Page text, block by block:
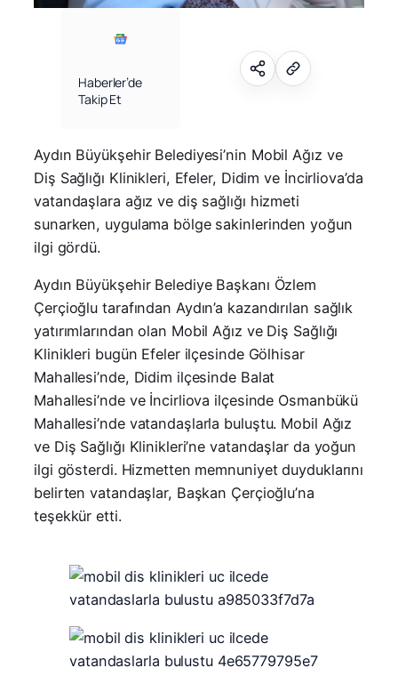
Haberler’de
Takip Et
Aydın Büyükşehir Belediyesi’nin Mobil Ağız ve
Diş Sağlığı Klinikleri, Efeler, Didim ve İncirliova’da
vatandaşlara ağız ve diş sağlığı hizmeti
sunarken, uygulama bölge sakinlerinden yoğun
ilgi gördü.
Aydın Büyükşehir Belediye Başkanı Özlem
Çerçioğlu tarafından Aydın’a kazandırılan sağlık
yatırımlarından olan Mobil Ağız ve Diş Sağlığı
Klinikleri bugün Efeler ilçesinde Gölhisar
Mahallesi’nde, Didim ilçesinde Balat
Mahallesi’nde ve İncirliova ilçesinde Osmanbükü
Mahallesi’nde vatandaşlarla buluştu. Mobil Ağız
ve Diş Sağlığı Klinikleri’ne vatandaşlar da yoğun
ilgi gösterdi. Hizmetten memnuniyet duyduklarını
belirten vatandaşlar, Başkan Çerçioğlu’na
teşekkür etti.